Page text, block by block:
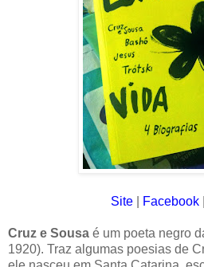
Site Facebook
Cruz e Sousa é um poeta negro
1920). Traz algumas poesias de